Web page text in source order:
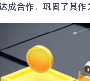
合作，巩固了其作